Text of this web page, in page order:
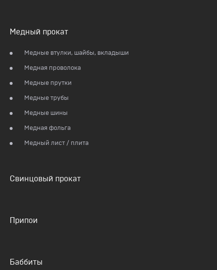
Медный прокат
Медные втулки, шайбы, вкладыши
Медная проволока
Медные прутки
Медные трубы
Медные шины
Медная фольга
Медный лист / плита
Свинцовый прокат
Припои
Баббиты